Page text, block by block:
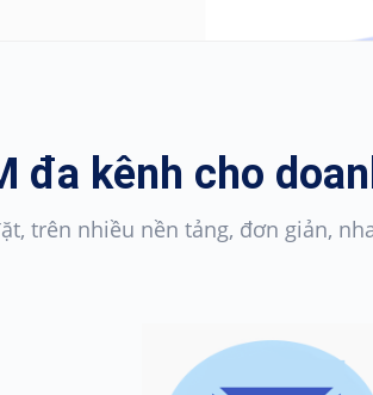
đa kênh cho
trên nhiều nền tảng, đơn giản,